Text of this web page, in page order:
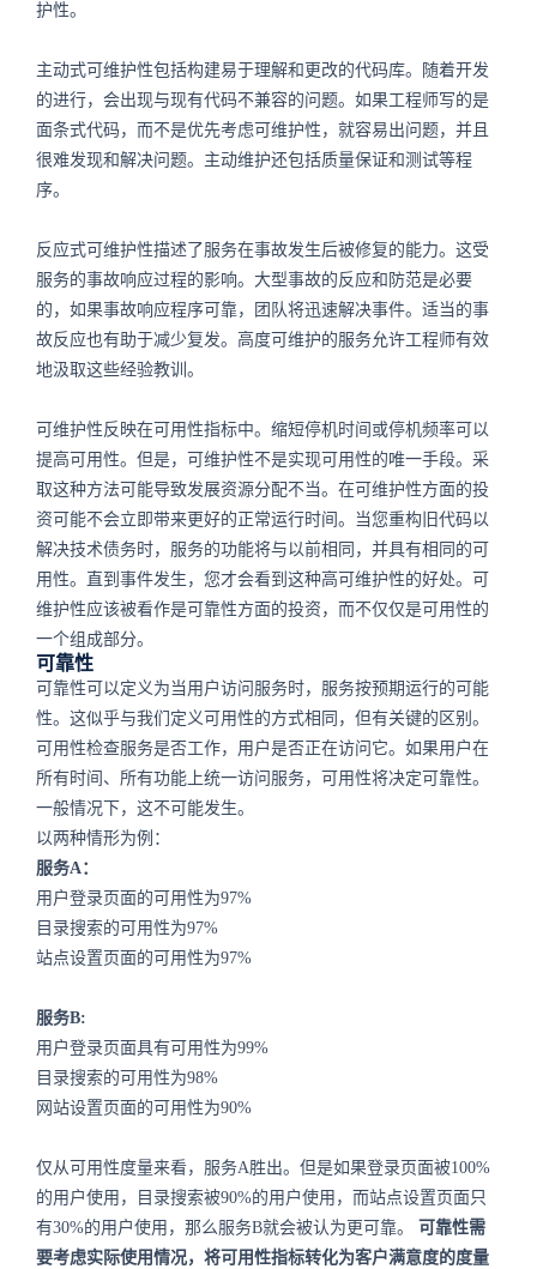
护性。
主动式可维护性包括构建易于理解和更改的代码库。随着开发
的进行，会出现与现有代码不兼容的问题。如果工程师写的是
面条式代码，而不是优先考虑可维护性，就容易出问题，并且
很难发现和解决问题。主动维护还包括质量保证和测试等程
序。
反应式可维护性描述了服务在事故发生后被修复的能力。这受
服务的事故响应过程的影响。大型事故的反应和防范是必要
的，如果事故响应程序可靠，团队将迅速解决事件。适当的事
故反应也有助于减少复发。高度可维护的服务允许工程师有效
地汲取这些经验教训。
可维护性反映在可用性指标中。缩短停机时间或停机频率可以
提高可用性。但是，可维护性不是实现可用性的唯一手段。采
取这种方法可能导致发展资源分配不当。在可维护性方面的投
资可能不会立即带来更好的正常运行时间。当您重构旧代码以
解决技术债务时，服务的功能将与以前相同，并具有相同的可
用性。直到事件发生，您才会看到这种高可维护性的好处。可
维护性应该被看作是可靠性方面的投资，而不仅仅是可用性的
一个组成部分。
可靠性
可靠性可以定义为当用户访问服务时，服务按预期运行的可能
性。这似乎与我们定义可用性的方式相同，但有关键的区别。
可用性检查服务是否工作，用户是否正在访问它。如果用户在
所有时间、所有功能上统一访问服务，可用性将决定可靠性。
一般情况下，这不可能发生。
以两种情形为例：
服务A：
用户登录页面的可用性为97%
目录搜索的可用性为97%
站点设置页面的可用性为97%
服务B:
用户登录页面具有可用性为99%
目录搜索的可用性为98%
网站设置页面的可用性为90%
仅从可用性度量来看，服务A胜出。但是如果登录页面被100%
的用户使用，目录搜索被90%的用户使用，而站点设置页面只
有30%的用户使用，那么服务B就会被认为更可靠。
可靠性需
要考虑实际使用情况，将可用性指标转化为客户满意度的度量